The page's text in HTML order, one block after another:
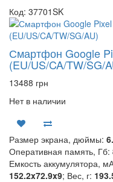
Код: 37701SK
Смартфон Google
(EU/US/CA/TW/SG/
13488 грн
Нет в наличии
Размер экрана, дюймы:
Оперативная память, Гб:
Емкость аккумулятора,
152.2x72.9x9; Вес, г: